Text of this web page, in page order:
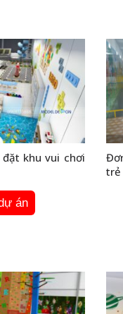
khu vui chơi
án
trẻ